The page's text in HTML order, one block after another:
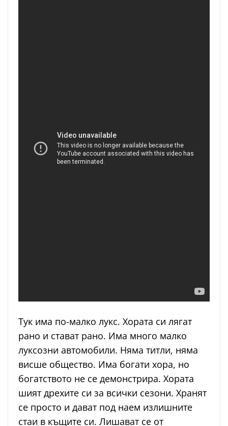
Тук има по-малко лукс. Хората си лягат
рано и стават рано. Има много малко
луксозни автомобили. Няма титли, няма
висше общество. Има богати хора, но
богатството не се демонстрира. Хората
шият дрехите си за всички сезони. Хранят
се просто и дават под наем излишните
стаи в къщите си. Лишават се от